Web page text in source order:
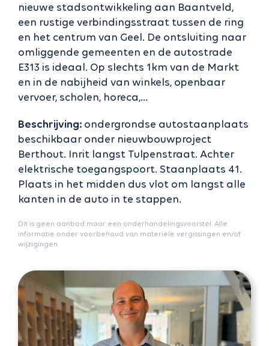
nieuwe stadsontwikkeling aan Baantveld,
een rustige verbindingsstraat tussen de ring
en het centrum van Geel. De ontsluiting naar
omliggende gemeenten en de autostrade
E313 is ideaal. Op slechts 1km van de Markt
en in de nabijheid van winkels, openbaar
vervoer, scholen, horeca,...
Beschrijving: ondergrondse autostaanplaats
beschikbaar onder nieuwbouwproject
Berthout. Inrit langst Tulpenstraat. Achter
elektrische toegangspoort. Staanplaats 41.
Plaats in het midden dus vlot om langst alle
kanten in de auto in te stappen.
Dit is geen aanbod maar een onderhandelingsvoorstel. Alle
informatie onder voorbehoud van materiële vergissingen en/of
wijzigingen.